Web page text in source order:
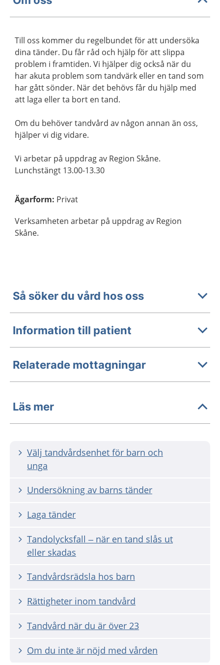
Till oss kommer du regelbundet för att undersöka
dina tänder. Du får råd och hjälp för att slippa
problem i framtiden. Vi hjälper dig också när du
har akuta problem som tandvärk eller en tand som
har gått sönder. När det behövs får du hjälp med
att laga eller ta bort en tand.
Om du behöver tandvård av någon annan än oss,
hjälper vi dig vidare.
Vi arbetar på uppdrag av Region Skåne.
Lunchstängt 13.00-13.30
Ägarform: Privat
Verksamheten arbetar på uppdrag av Region
Skåne.
Så söker du vård hos oss
Information till patient
Relaterade mottagningar
Läs mer
Välj tandvårdsenhet för barn och
unga
Undersökning av barns tänder
Laga tänder
Tandolycksfall – när en tand slås ut
eller skadas
Tandvårdsrädsla hos barn
Rättigheter inom tandvård
Tandvård när du är över 23
Om du inte är nöjd med vården